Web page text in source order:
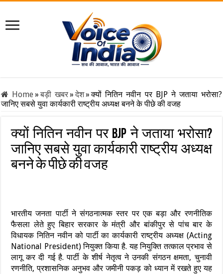
Home» बड़ी खबर» देश» क्यों नितिन नवीन पर BJP ने जताया भरोसा?
जानिए सबसे युवा कार्यकारी राष्ट्रीय अध्यक्ष बनने के पीछे की वजह
क्यों नितिन नवीन पर BJP ने जताया भरोसा?
जानिए सबसे युवा कार्यकारी राष्ट्रीय अध्यक्ष
बनने के पीछे की वजह
भारतीय जनता पार्टी ने संगठनात्मक स्तर पर एक बड़ा और रणनीतिक
फैसला लेते हुए बिहार सरकार के मंत्री और बांकीपुर से पांच बार के
विधायक नितिन नवीन को पार्टी का कार्यकारी राष्ट्रीय अध्यक्ष (Acting
National President) नियुक्त किया है. यह नियुक्ति तत्काल प्रभाव से
लागू कर दी गई है. पार्टी के शीर्ष नेतृत्व ने उनकी संगठन क्षमता, चुनावी
रणनीति, प्रशासनिक अनुभव और जमीनी पकड़ को ध्यान में रखते हुए यह